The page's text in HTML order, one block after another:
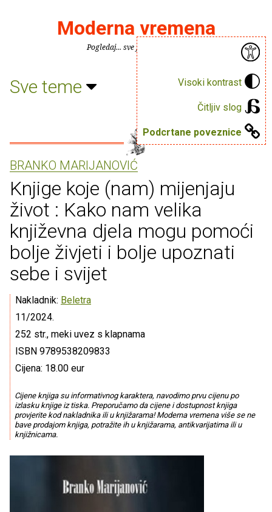
Visoki kontrast
Čitljiv slog
Podcrtane poveznice
Moderna vremena
Pogledaj... sve je puno knjiga.
Sve teme
BRANKO MARIJANOVIĆ
Knjige koje (nam) mijenjaju
život : Kako nam velika
književna djela mogu pomoći
bolje živjeti i bolje upoznati
sebe i svijet
Nakladnik: Beletra
11/2024.
252 str., meki uvez s klapnama
ISBN 9789538209833
Cijena: 18.00 eur
Cijene knjiga su informativnog karaktera, navodimo prvu cijenu po
izlasku knjige iz tiska. Preporučamo da cijene i dostupnost knjiga
provjerite kod nakladnika ili u knjižarama! Moderna vremena više se ne
bave prodajom knjiga, potražite ih u knjižarama, antikvarijatima ili u
knjižnicama.